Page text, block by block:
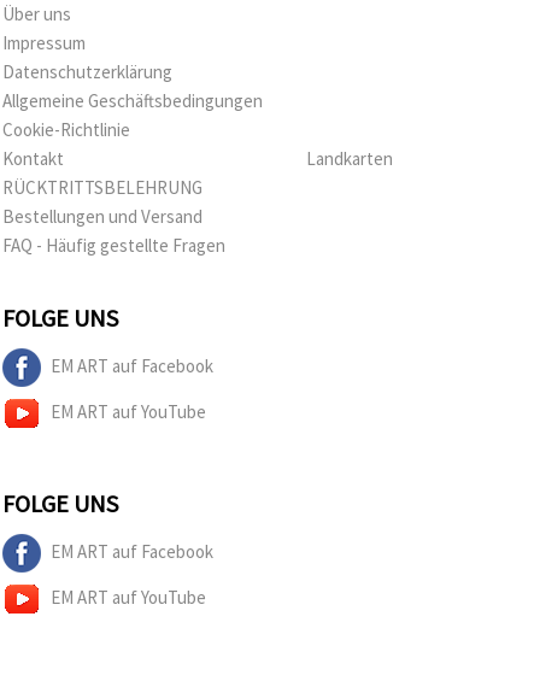
Über uns
Impressum
Datenschutzerklärung
Allgemeine Geschäftsbedingungen
Cookie-Richtlinie
Kontakt
RÜCKTRITTSBELEHRUNG
Bestellungen und Versand
FAQ - Häufig gestellte Fragen
Landkarten
FOLGE UNS
EM ART auf Facebook
EM ART auf YouTube
FOLGE UNS
EM ART auf Facebook
EM ART auf YouTube